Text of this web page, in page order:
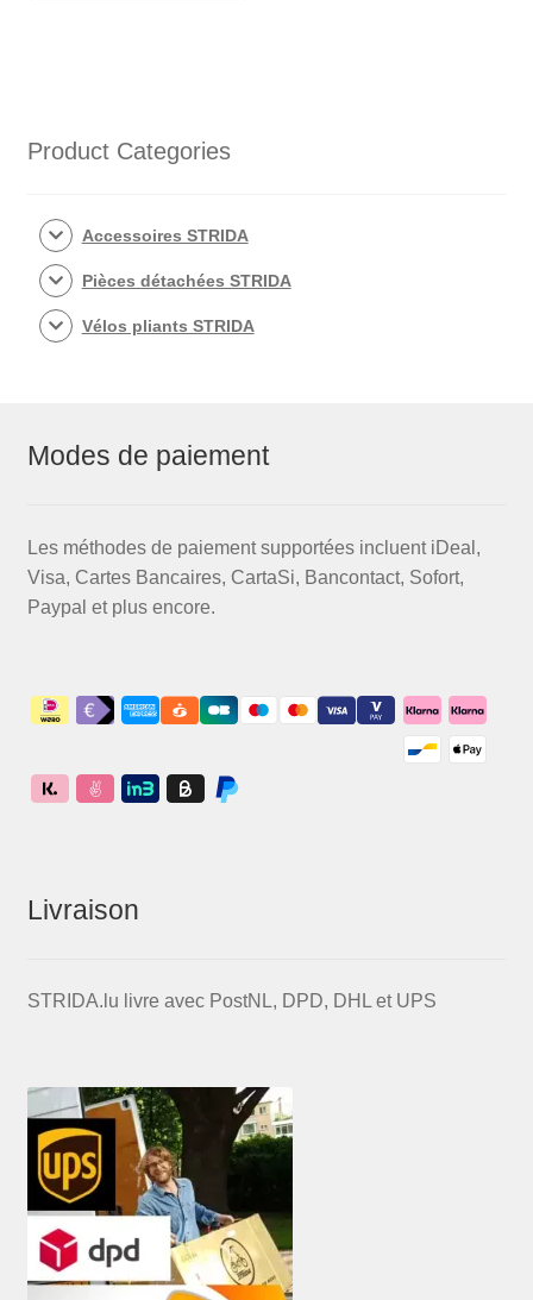
Product Categories
Accessoires STRIDA
Pièces détachées STRIDA
Vélos pliants STRIDA
Modes de paiement
Les méthodes de paiement supportées incluent iDeal,
Visa, Cartes Bancaires, CartaSi, Bancontact, Sofort,
Paypal et plus encore.
Livraison
STRIDA.lu livre avec PostNL, DPD, DHL et UPS